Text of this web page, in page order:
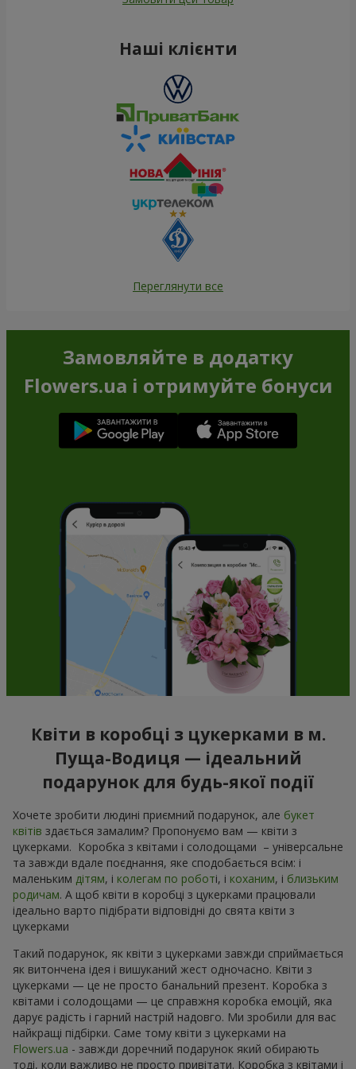
Наші клієнти
Переглянути все
Замовляйте в додатку
Flowers.ua і отримуйте бонуси
Квіти в коробці з цукерками в м.
Пуща-Водиця — ідеальний
подарунок для будь-якої події
Хочете зробити людині приємний подарунок, але букет
квітів здається замалим? Пропонуємо вам — квіти з
цукерками. Коробка з квітами і солодощами – універсальне
та завжди вдале поєднання, яке сподобається всім: і
маленьким дітям, і колегам по роботі, і коханим, і близьким
родичам. А щоб квіти в коробці з цукерками працювали
ідеально варто підібрати відповідні до свята квіти з
цукерками
Такий подарунок, як квіти з цукерками завжди сприймається
як витончена ідея і вишуканий жест одночасно. Квіти з
цукерками — це не просто банальний презент. Коробка з
квітами і солодощами — це справжня коробка емоцій, яка
дарує радість і гарний настрій надовго. Ми зробили для вас
найкращі підбірки. Саме тому квіти з цукерками на
Flowers.ua - завжди доречний подарунок який обирають
тоді, коли важливо не просто привітати. Коробка з квітами і